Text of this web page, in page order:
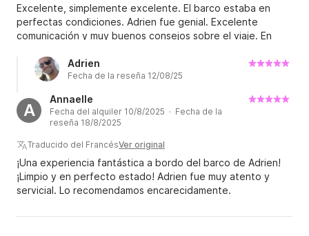
Excelente, simplemente excelente. El barco estaba en
perfectas condiciones. Adrien fue genial. Excelente
comunicación y muy buenos consejos sobre el viaje. En
con delfines. Un barco realmente grande y muy bien
cuidado. ¡Qué alegría! Gracias, Adrien, por este día. Lo
Adrien
Fecha de la reseña 12/08/25
A
Annaelle
Fecha del alquiler 10/8/2025 · Fecha de la
reseña 18/8/2025
Traducido del FrancésVer original
¡Una experiencia fantástica a bordo del barco de Adrien!
¡Limpio y en perfecto estado! Adrien fue muy atento y
servicial. Lo recomendamos encarecidamente.